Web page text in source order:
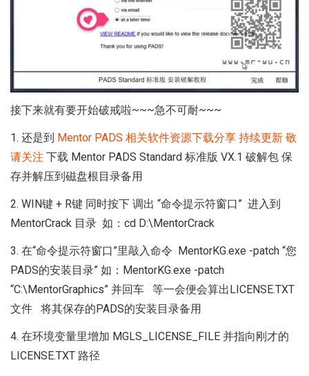
接下来就有要开始破戒啦~~~急不可耐~~~
1. 还是到 Mentor PADS 相关软件资源下载分享 持续更新 敬
请关注 下载 Mentor PADS Standard 标准版 VX.1 破解包 保
存并解压到磁盘根目录备用
2. WIN键 + R键 同时按下 调出 “命令提示符窗口” 进入到
MentorCrack 目录 如：cd D:\MentorCrack
3. 在“命令提示符窗口”里敲入命令 MentorKG.exe -patch “您
PADS的安装目录” 如：MentorKG.exe -patch
“C:\MentorGraphics” 并回车 等一会便会算出LICENSE.TXT
文件 将其保存的PADS的安装目录备用
4. 在环境变量里增加 MGLS_LICENSE_FILE 并指向刚才的
LICENSE.TXT 路径